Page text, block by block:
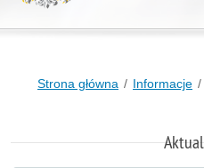
Strona główna Informacje